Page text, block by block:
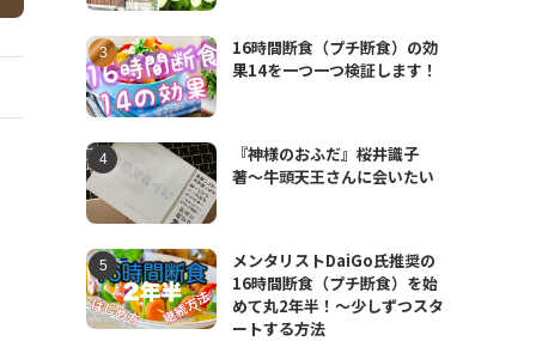
16時間断食（プチ断食）の効
果14を一つ一つ検証します！
『神様のおふだ』桜井識子
著〜牛頭天王さんに会いたい
メンタリストDaiGo氏推奨の
16時間断食（プチ断食）を始
めて丸2年半！〜少しずつスタ
ートする方法